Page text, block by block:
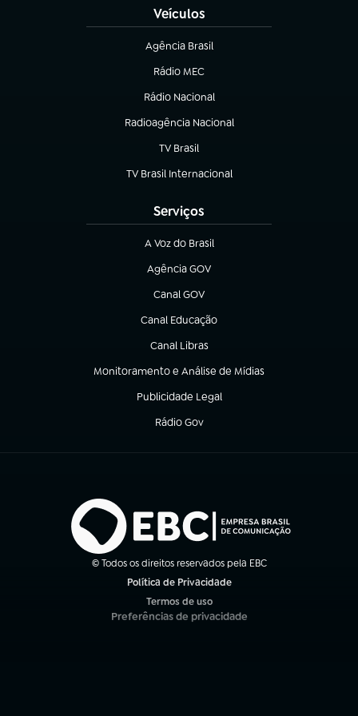
Veículos
Agência Brasil
(abre em nova aba)
Rádio MEC
(abre em nova aba)
Rádio Nacional
Radioagência Nacional
(abre em nova aba)
TV Brasil
(abre em nova aba)
TV Brasil Internacional
(abre em nova aba)
Serviços
A Voz do Brasil
(abre em nova aba)
Agência GOV
(abre em nova aba)
Canal GOV
(abre em nova aba)
Canal Educação
(abre em nova aba)
Canal Libras
(abre em nova aba)
Monitoramento e Análise de Mídias
(abre em nova aba)
Publicidade Legal
(abre em nova aba)
Rádio Gov
(abre em nova aba)
© Todos os direitos reservados pela EBC
Política de Privacidade
Termos de uso
(abre em nova aba)
Preferências de privacidade